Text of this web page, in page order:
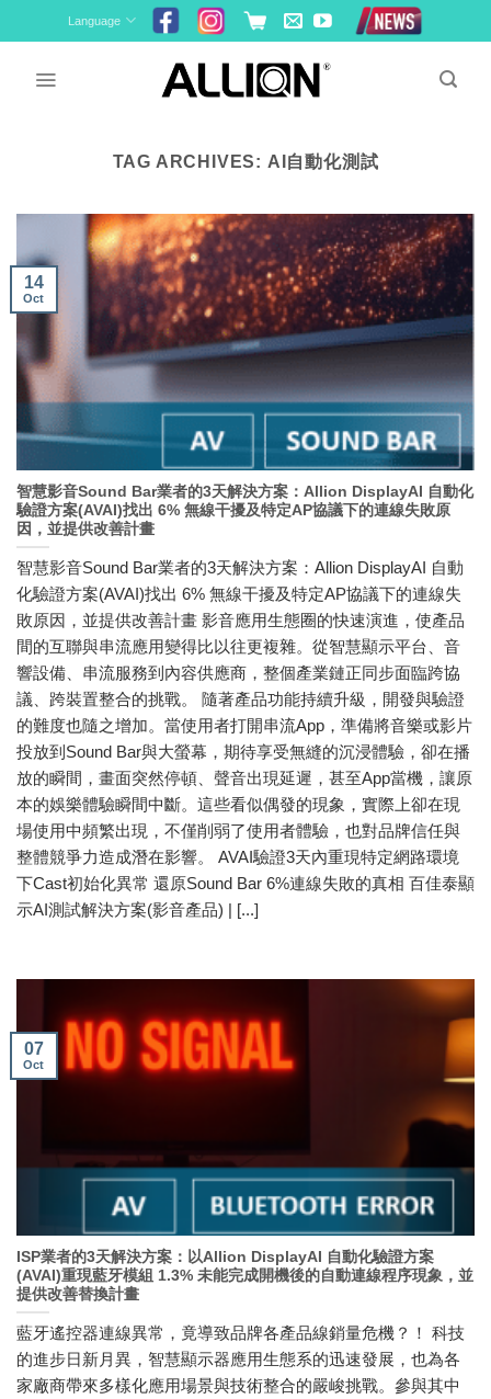
to
Language
TAG ARCHIVES: AI自動化測試
智慧影音Sound Bar業者的3天解決方案：Allion DisplayAI 自動化
驗證方案(AVAI)找出 6% 無線干擾及特定AP協議下的連線失敗原
因，並提供改善計畫
智慧影音Sound Bar業者的3天解決方案：Allion DisplayAI 自動
化驗證方案(AVAI)找出 6% 無線干擾及特定AP協議下的連線失
敗原因，並提供改善計畫 影音應用生態圈的快速演進，使產品
間的互聯與串流應用變得比以往更複雜。從智慧顯示平台、音
響設備、串流服務到內容供應商，整個產業鏈正同步面臨跨協
議、跨裝置整合的挑戰。 隨著產品功能持續升級，開發與驗證
的難度也隨之增加。當使用者打開串流App，準備將音樂或影片
投放到Sound Bar與大螢幕，期待享受無縫的沉浸體驗，卻在播
放的瞬間，畫面突然停頓、聲音出現延遲，甚至App當機，讓原
本的娛樂體驗瞬間中斷。這些看似偶發的現象，實際上卻在現
場使用中頻繁出現，不僅削弱了使用者體驗，也對品牌信任與
整體競爭力造成潛在影響。 AVAI驗證3天內重現特定網路環境
下Cast初始化異常 還原Sound Bar 6%連線失敗的真相 百佳泰顯
示AI測試解決方案(影音產品) | [...]
14
Oct
ISP業者的3天解決方案：以Allion DisplayAI 自動化驗證方案
(AVAI)重現藍牙模組 1.3% 未能完成開機後的自動連線程序現象，並
提供改善替換計畫
藍牙遙控器連線異常，竟導致品牌各產品線銷量危機？！ 科技
的進步日新月異，智慧顯示器應用生態系的迅速發展，也為各
家廠商帶來多樣化應用場景與技術整合的嚴峻挑戰。參與其中
07
Oct